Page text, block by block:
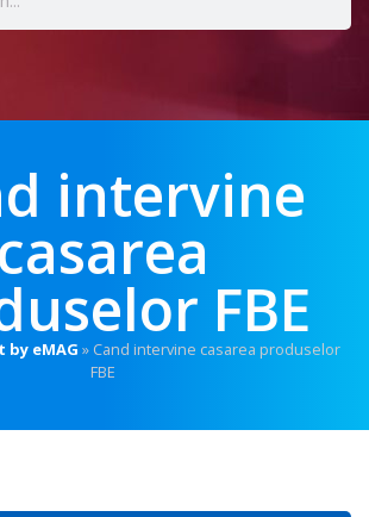
intervine
casarea
FBE
by eMAG » Cand intervine casarea produselor
FBE